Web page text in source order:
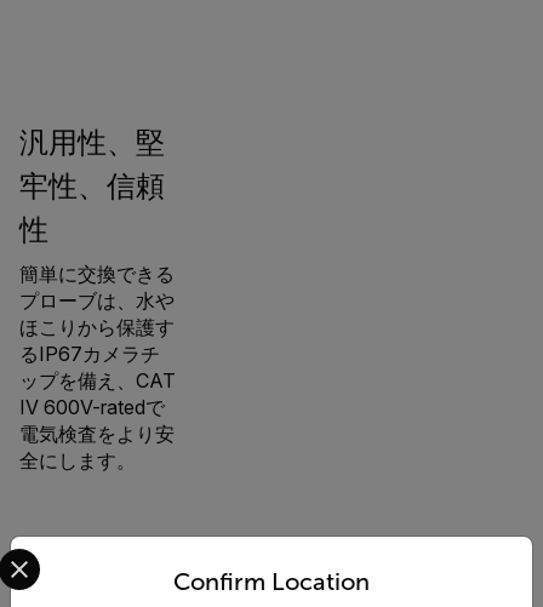
汎用性、堅
牢性、信頼
性
簡単に交換できる
プローブは、水や
ほこりから保護す
るIP67カメラチ
ップを備え、CAT
IV 600V-ratedで
電気検査をより安
全にします。
Confirm Location
Select your preferred country and language from the